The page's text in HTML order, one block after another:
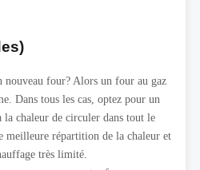
nouveau four? Alors un four au gaz
Dans tous les cas, optez pour un
chaleur de circuler dans tout le
meilleure répartition de la chaleur et
très limité.